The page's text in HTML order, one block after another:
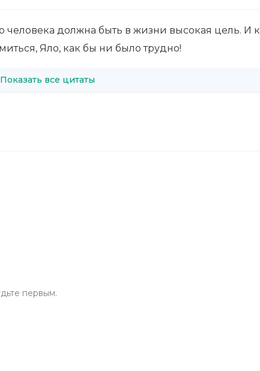
человека должна быть в жизни высокая цель. И к
Яло, как бы ни было трудно!
Показать все цитаты
первым.